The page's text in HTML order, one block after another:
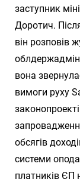
заступник
Доротич.
він розповів
вона
вимоги руху
обсягів
системи
платників ЄП